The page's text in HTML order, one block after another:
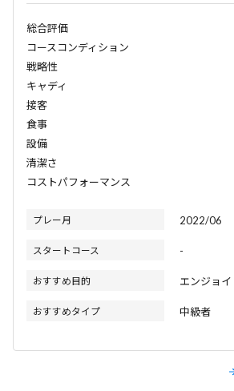
総合評価
コースコンディション
戦略性
キャディ
接客
食事
設備
清潔さ
コストパフォーマンス
プレー月 2022/06
スタートコース -
おすすめ目的 エンジョイ
おすすめタイプ 中級者